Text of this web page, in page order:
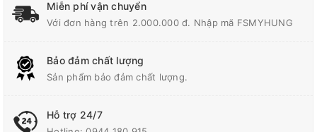
Thông số kỹ thuật
Chiều Dài Lưỡi Cắt
Miễn phí vận chuyển
Với đơn hàng trên 2.000.000 đ. Nhập mã FSMYHUNG
Bảo đảm chất lượng
Sản phẩm bảo đảm chất lượng.
Hỗ trợ 24/7